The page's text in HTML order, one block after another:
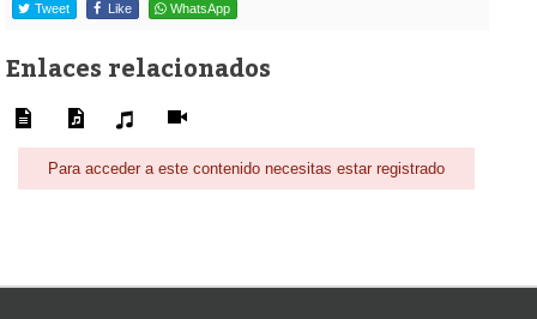
Tweet Like WhatsApp
Enlaces relacionados
Para acceder a este contenido necesitas estar registrado